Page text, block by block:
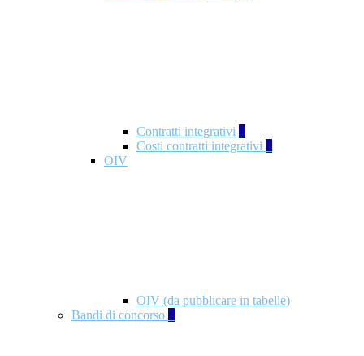
Contratti integrativi 3
Costi contratti integrativi 1
OIV
OIV (da pubblicare in tabelle)
Bandi di concorso 2